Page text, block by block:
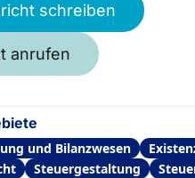
schreiben
anrufen
und Bilanzwesen
Steuergestaltung